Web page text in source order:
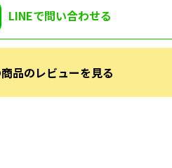
LINEで問い合わせる
品のレビューを見る